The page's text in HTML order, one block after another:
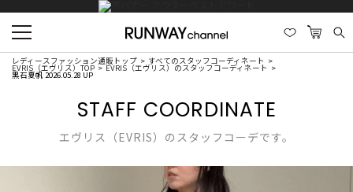
レディースファッション通販トップ すべてのスタッフコーディネート
EVRIS（エヴリス）TOP EVRIS（エヴリス）のスタッフコーディネート
黒石夏帆 2026.05.28 UP
STAFF COORDINATE
エヴリス（EVRIS）のスタッフコーデです。